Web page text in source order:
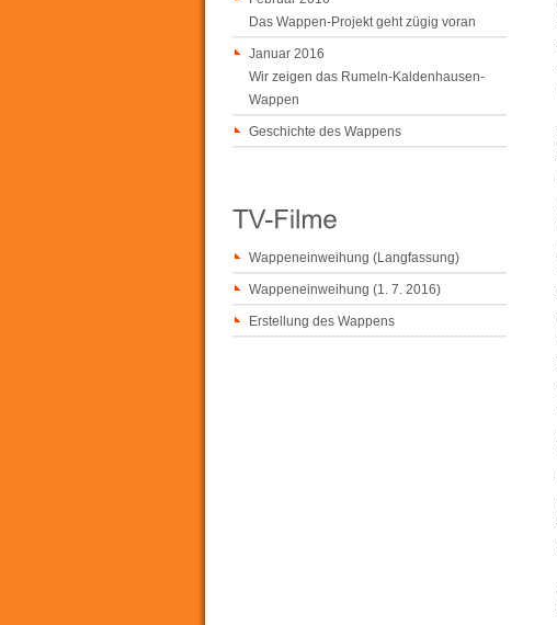
Das Wappen-Projekt geht zügig voran
Januar 2016
Wir zeigen das Rumeln-Kaldenhausen-
Wappen
Geschichte des Wappens
Wappeneinweihung (Langfassung)
Wappeneinweihung (1. 7. 2016)
Erstellung des Wappens